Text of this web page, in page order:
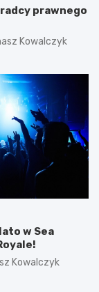
prawnego
Kowalczyk
w Sea
Kowalczyk